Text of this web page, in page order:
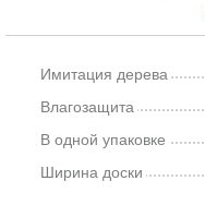
Имитация дерева
Влагозащита
В одной упаковке
Ширина доски